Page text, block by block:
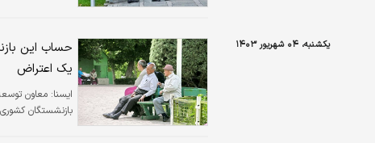
یکشنبه، ۰۴ شهریور ۱۴۰۳
حساب این
یک اعتراض
ايسنا: معاون
بازنشستگان کشوری